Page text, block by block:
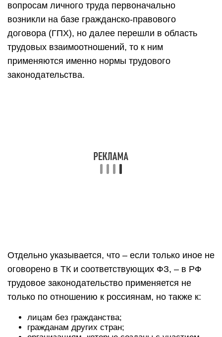
вопросам личного труда первоначально
возникли на базе гражданско-правового
договора (ГПХ), но далее перешли в область
трудовых взаимоотношений, то к ним
применяются именно нормы трудового
законодательства.
Отдельно указывается, что – если только иное не
оговорено в ТК и соответствующих ФЗ, – в РФ
трудовое законодательство применяется не
только по отношению к россиянам, но также к:
лицам без гражданства;
гражданам других стран;